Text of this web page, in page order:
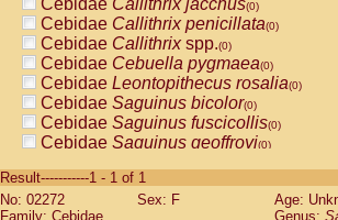
Cebidae Callithrix jacchus(0)
Cebidae Callithrix penicillata(0)
Cebidae Callithrixspp.(0)
Cebidae Cebuella pygmaea(0)
Cebidae Leontopithecus rosalia(0)
Cebidae Saguinus bicolor(0)
Cebidae Saguinus fuscicollis(0)
Cebidae Saguinus geoffroyi(0)
CebidaeSaguinus labiatus(0)
Cebidae Saguinus leucopus (0)
Result-----------1 - 1 of 1
No: 02272
Sex: F
Age:
Family: Cebidae
Genus: